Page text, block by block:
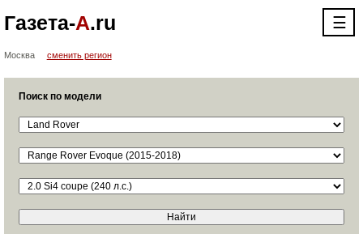
Газета-А.ru ☰
Москва сменить регион
Поиск по модели